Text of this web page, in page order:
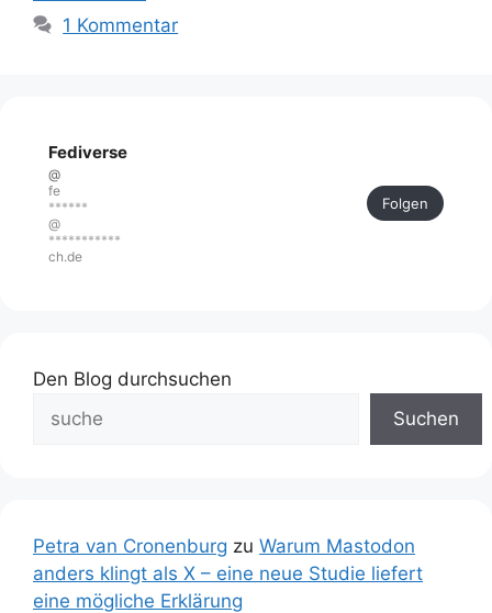
1 Kommentar
Fediverse
@
fe
******
@
***********
ch.de
Folgen
Den Blog durchsuchen
Suchen
Petra van Cronenburg zu Warum Mastodon
anders klingt als X – eine neue Studie liefert
eine mögliche Erklärung